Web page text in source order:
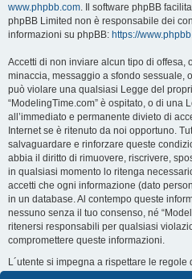
www.phpbb.com. Il software phpBB
phpBB Limited non è responsabile dei
informazioni su phpBB: https://
Accetti di non inviare alcun tipo di offesa,
minaccia, messaggio a sfondo sessuale,
può violare una qualsiasi Legge del
“ModelingTime.com” è ospitato, o di una
all’immediato e permanente divieto di
Internet se è ritenuto da noi opportuno.
salvaguardare e rinforzare queste
abbia il diritto di rimuovere, riscrivere,
in qualsiasi momento lo ritenga
accetti che ogni informazione (dato
in un database. Al contempo queste
nessuno senza il tuo consenso, né
ritenersi responsabili per qualsiasi
compromettere queste informazioni.
L´utente si impegna a rispettare le